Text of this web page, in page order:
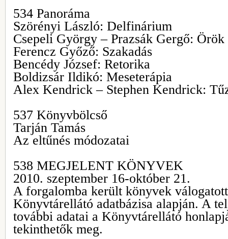
534 Panoráma
Szörényi László: Delfinárium
Csepeli György – Prazsák Gergő: Örök
Ferencz Győző: Szakadás
Bencédy József: Retorika
Boldizsár Ildikó: Meseterápia
Alex Kendrick – Stephen Kendrick:
537 Könyvbölcső
Tarján Tamás
Az eltűnés módozatai
538 MEGJELENT KÖNYVEK
2010. szeptember 16-október 21.
A forgalomba került könyvek
Könyvtárellátó adatbázisa alapján. A
további adatai a Könyvtárellátó
tekinthetők meg.